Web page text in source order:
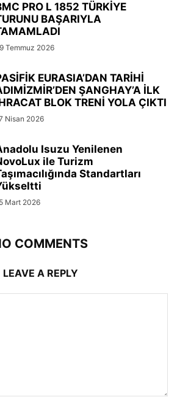
PRO L 1852 TÜRKİYE
BAŞARIYLA
Temmuz 2026
EURASIA’DAN TARİHİ
ŞANGHAY’A İLK
BLOK TRENİ YOLA ÇIKTI
Nisan 2026
Isuzu Yenilenen
ile Turizm
Standartları
Mart 2026
COMMENTS
LEAVE A REPLY